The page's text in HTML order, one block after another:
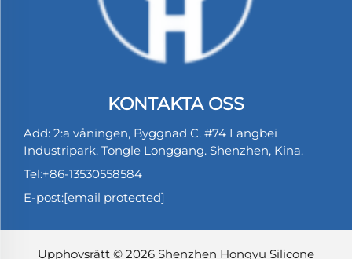
KONTAKTA OSS
Add: 2:a våningen, Byggnad C. #74 Langbei
Industripark. Tongle Longgang. Shenzhen, Kina.
Tel:+86-13530558584
E-post:[email protected]
Upphovsrätt © 2026 Shenzhen Hongyu Silicone